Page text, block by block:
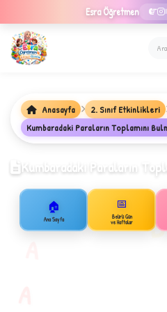
Esra Öğretmen
B
Anasayfa 2. Sınıf Etkinlikleri
Kumbaradaki Paraların Toplamını
Kumbaradaki Paraların
🏠
Ana Sayfa
📅
Belirli Gün
ve Haftalar